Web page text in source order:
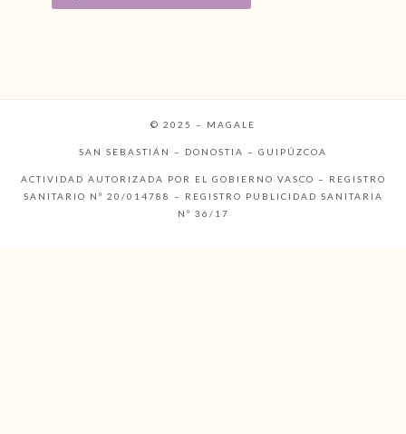
© 2025 – MAGALE
SAN SEBASTIÁN – DONOSTIA – GUIPÚZCOA
ACTIVIDAD AUTORIZADA POR EL GOBIERNO VASCO – REGISTRO
SANITARIO Nº 20/014788 – REGISTRO PUBLICIDAD SANITARIA
Nº 36/17